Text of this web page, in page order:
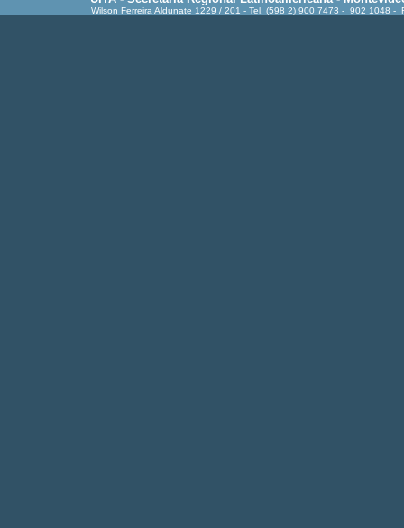
Wilson Ferreira Aldunate 1229 / 201 - Tel. (598 2) 900 7473 - 902 1048 -